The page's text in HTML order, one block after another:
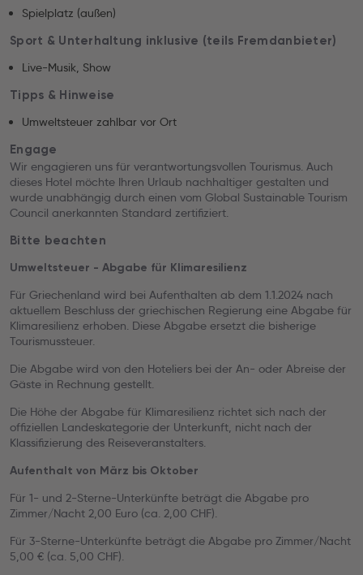
Spielplatz (außen)
Sport & Unterhaltung inklusive (teils Fremdanbieter)
Live-Musik, Show
Tipps & Hinweise
Umweltsteuer zahlbar vor Ort
Engage
Wir engagieren uns für verantwortungsvollen Tourismus. Auch
dieses Hotel möchte Ihren Urlaub nachhaltiger gestalten und
wurde unabhängig durch einen vom Global Sustainable Tourism
Council anerkannten Standard zertifiziert.
Bitte beachten
Umweltsteuer - Abgabe für Klimaresilienz
Für Griechenland wird bei Aufenthalten ab dem 1.1.2024 nach
aktuellem Beschluss der griechischen Regierung eine Abgabe für
Klimaresilienz erhoben. Diese Abgabe ersetzt die bisherige
Tourismussteuer.
Die Abgabe wird von den Hoteliers bei der An- oder Abreise der
Gäste in Rechnung gestellt.
Die Höhe der Abgabe für Klimaresilienz richtet sich nach der
offiziellen Landeskategorie der Unterkunft, nicht nach der
Klassifizierung des Reiseveranstalters.
Aufenthalt von März bis Oktober
Für 1- und 2-Sterne-Unterkünfte beträgt die Abgabe pro
Zimmer/Nacht 2,00 Euro (ca. 2,00 CHF).
Für 3-Sterne-Unterkünfte beträgt die Abgabe pro Zimmer/Nacht
5,00 € (ca. 5,00 CHF).